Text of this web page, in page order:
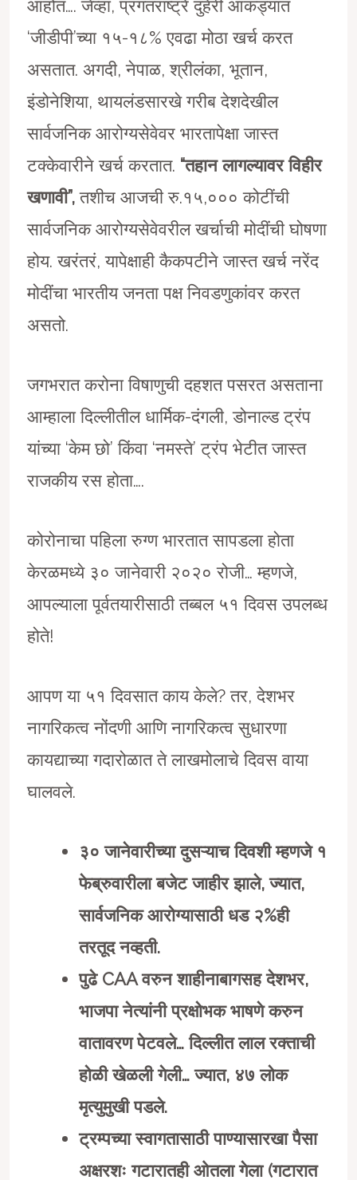
आहोत…. जेव्हा, प्रगतराष्ट्रे दुहेरी आकड्यात
‘जीडीपी’च्या १५-१८% एवढा मोठा खर्च करत
असतात. अगदी, नेपाळ, श्रीलंका, भूतान,
इंडोनेशिया, थायलंडसारखे गरीब देशदेखील
सार्वजनिक आरोग्यसेवेवर भारतापेक्षा जास्त
टक्केवारीने खर्च करतात. “तहान लागल्यावर विहीर
खणावी”,तशीच आजची रु.१५,००० कोटींची
सार्वजनिक आरोग्यसेवेवरील खर्चाची मोदींची घोषणा
होय. खरंतरं, यापेक्षाही कैकपटीने जास्त खर्च नरेंद
मोदींचा भारतीय जनता पक्ष निवडणुकांवर करत
असतो.
जगभरात करोना विषाणुची दहशत पसरत असताना
आम्हाला दिल्लीतील धार्मिक-दंगली, डोनाल्ड ट्रंप
यांच्या ‘केम छो’ किंवा ‘नमस्ते’ ट्रंप भेटीत जास्त
राजकीय रस होता….
कोरोनाचा पहिला रुग्ण भारतात सापडला होता
केरळमध्ये ३० जानेवारी २०२० रोजी… म्हणजे,
आपल्याला पूर्वतयारीसाठी तब्बल ५१ दिवस उपलब्ध
होते!
आपण या ५१ दिवसात काय केले? तर, देशभर
नागरिकत्व नोंदणी आणि नागरिकत्व सुधारणा
कायद्याच्या गदारोळात ते लाखमोलाचे दिवस वाया
घालवले.
३० जानेवारीच्या दुसऱ्याच दिवशी म्हणजे १
फेब्रुवारीला बजेट जाहीर झाले, ज्यात,
सार्वजनिक आरोग्यासाठी धड २%ही
तरतूद नव्हती.
पुढे CAA वरुन शाहीनाबागसह देशभर,
भाजपा नेत्यांनी प्रक्षोभक भाषणे करुन
वातावरण पेटवले… दिल्लीत लाल रक्ताची
होळी खेळली गेली… ज्यात, ४७ लोक
मृत्युमुखी पडले.
ट्रम्पच्या स्वागतासाठी पाण्यासारखा पैसा
अक्षरशः गटारातही ओतला गेला (गटारात